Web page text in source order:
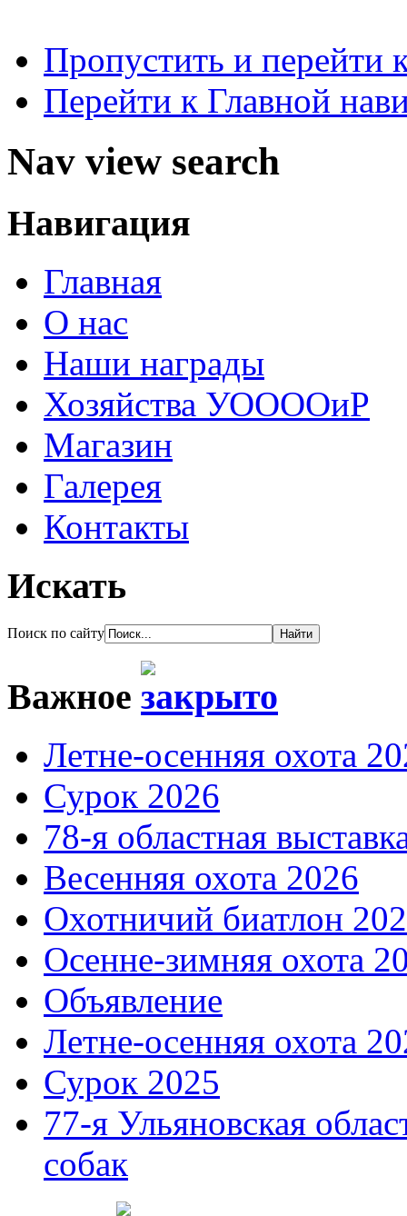
Пропустить и перейти
Перейти к Главной
Nav view search
Навигация
Главная
О нас
Наши награды
Хозяйства УООООиР
Магазин
Галерея
Контакты
Искать
Поиск по сайту
Важное
Летне-осенняя охота
Сурок 2026
78-я областная
Весенняя охота 2026
Охотничий биатлон
Осенне-зимняя охота
Объявление
Летне-осенняя охота
Сурок 2025
77-я Ульяновская
собак